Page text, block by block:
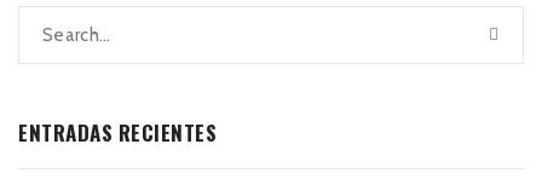
ENTRADAS RECIENTES